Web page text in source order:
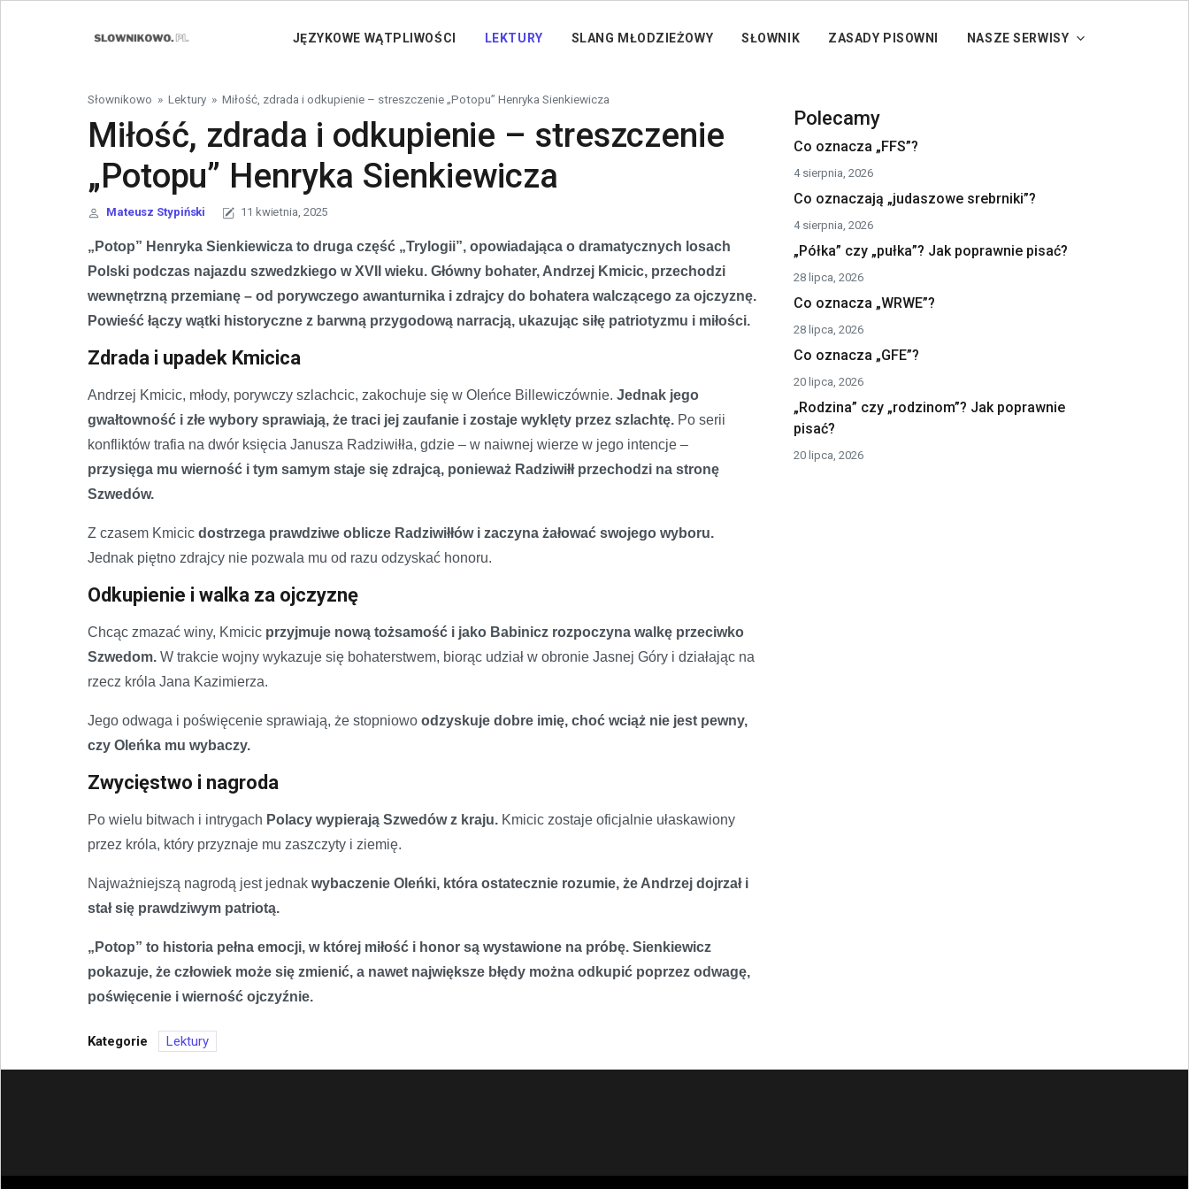
JĘZYKOWE WĄTPLIWOŚCI LEKTURY SLANG MŁODZIEŻOWY SŁOWNIK ZASADY PISOWNI NASZE SERWISY
Słownikowo » Lektury » Miłość, zdrada i odkupienie – streszczenie „Potopu” Henryka Sienkiewicza
Miłość, zdrada i odkupienie – streszczenie
„Potopu” Henryka Sienkiewicza
Mateusz Stypiński 11 kwietnia, 2025
„Potop” Henryka Sienkiewicza to druga część „Trylogii”, opowiadająca o dramatycznych losach
Polski podczas najazdu szwedzkiego w XVII wieku. Główny bohater, Andrzej Kmicic, przechodzi
wewnętrzną przemianę – od porywczego awanturnika i zdrajcy do bohatera walczącego za ojczyznę.
Powieść łączy wątki historyczne z barwną przygodową narracją, ukazując siłę patriotyzmu i miłości.
Zdrada i upadek Kmicica
Andrzej Kmicic, młody, porywczy szlachcic, zakochuje się w Oleńce Billewiczównie. Jednak jego
gwałtowność i złe wybory sprawiają, że traci jej zaufanie i zostaje wyklęty przez szlachtę. Po serii
konfliktów trafia na dwór księcia Janusza Radziwiłła, gdzie – w naiwnej wierze w jego intencje –
przysięga mu wierność i tym samym staje się zdrajcą, ponieważ Radziwiłł przechodzi na stronę
Szwedów.
Z czasem Kmicic dostrzega prawdziwe oblicze Radziwiłłów i zaczyna żałować swojego wyboru.
Jednak piętno zdrajcy nie pozwala mu od razu odzyskać honoru.
Odkupienie i walka za ojczyznę
Chcąc zmazać winy, Kmicic przyjmuje nową tożsamość i jako Babinicz rozpoczyna walkę przeciwko
Szwedom. W trakcie wojny wykazuje się bohaterstwem, biorąc udział w obronie Jasnej Góry i działając na
rzecz króla Jana Kazimierza.
Jego odwaga i poświęcenie sprawiają, że stopniowo odzyskuje dobre imię, choć wciąż nie jest pewny,
czy Oleńka mu wybaczy.
Zwycięstwo i nagroda
Po wielu bitwach i intrygach Polacy wypierają Szwedów z kraju. Kmicic zostaje oficjalnie ułaskawiony
przez króla, który przyznaje mu zaszczyty i ziemię.
Najważniejszą nagrodą jest jednak wybaczenie Oleńki, która ostatecznie rozumie, że Andrzej dojrzał i
stał się prawdziwym patriotą.
„Potop” to historia pełna emocji, w której miłość i honor są wystawione na próbę. Sienkiewicz
pokazuje, że człowiek może się zmienić, a nawet największe błędy można odkupić poprzez odwagę,
poświęcenie i wierność ojczyźnie.
Kategorie Lektury
Polecamy
Co oznacza „FFS”?
4 sierpnia, 2026
Co oznaczają „judaszowe srebrniki”?
4 sierpnia, 2026
„Półka” czy „pułka”? Jak poprawnie pisać?
28 lipca, 2026
Co oznacza „WRWE”?
28 lipca, 2026
Co oznacza „GFE”?
20 lipca, 2026
„Rodzina” czy „rodzinom”? Jak poprawnie
pisać?
20 lipca, 2026